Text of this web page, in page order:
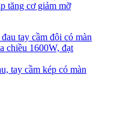
tăng cơ giảm mỡ
tay cầm kép có màn